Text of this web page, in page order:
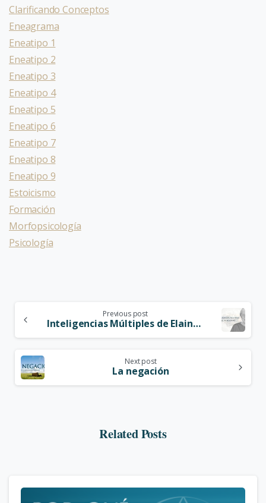
Clarificando Conceptos
Eneagrama
Eneatipo 1
Eneatipo 2
Eneatipo 3
Eneatipo 4
Eneatipo 5
Eneatipo 6
Eneatipo 7
Eneatipo 8
Eneatipo 9
Estoicismo
Formación
Morfopsicología
Psicología
Previous post
Inteligencias Múltiples de Elaine de Beauport
Next post
La negación
Related Posts